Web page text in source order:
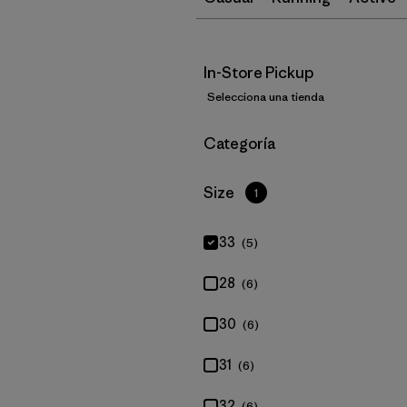
In-Store Pickup
Selecciona una tienda
Filtrar por
Categoría
Filtrar por
Size 1
33 (5)
28 (6)
30 (6)
31 (6)